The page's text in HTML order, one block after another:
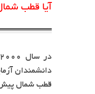
آیا قطب
دانشمندان